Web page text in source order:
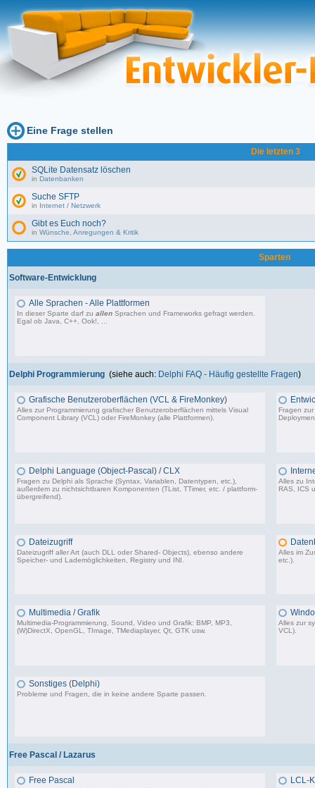
Eine Frage stellen
Die letzten 3
SQLite Datensatz löschen
in Datenbanken
Suche SFTP
in Internet / Netzwerk
Gibt es Euch noch?
in Wünsche, Anregungen & Kritik
Sparten
Software-Entwicklung
Alle Sprachen - Alle Plattformen
In dieser Sparte darf zuallen Sprachen und Frameworks gefragt werden.
Egal ob Java, C++, Ook!, ...
Delphi Programmierung (siehe auch: Delphi FAQ - Häufig gestellte Fragen)
Grafische Benutzeroberflächen (VCL & FireMonkey)
Alles zur Programmierung grafischer Benutzeroberflächen mittels Visual
Component Library (VCL) oder FireMonkey (alle Plattformen).
Fragen
Delphi Language (Object-Pascal) / CLX
Fragen zu Delphi als Sprache (Syntax, Variablen, Datentypen, etc.),
außerdem zu nichtsichtbaren Komponenten (TList, TTimer, etc. / plattform-
übergreifend).
Alles zu
RAS, ICS
Dateizugriff
Dateizugriff aller Art (auch DLL oder Shared- Objects), ebenso andere
Speicher- und Lademöglichkeiten, Registry und INI.
Alles im
etc.).
Multimedia / Grafik
Multimedia-Programmierung, Sound, Video und Grafik: BMP, MP3,
(W)DirectX, OpenGL, TImage, TMediaplayer, Qt, GTK usw.
Alles zur
VCL).
Sonstiges (Delphi)
Probleme und Fragen, die in keine andere Sparte passen.
Free Pascal / Lazarus
Free Pascal LCL-